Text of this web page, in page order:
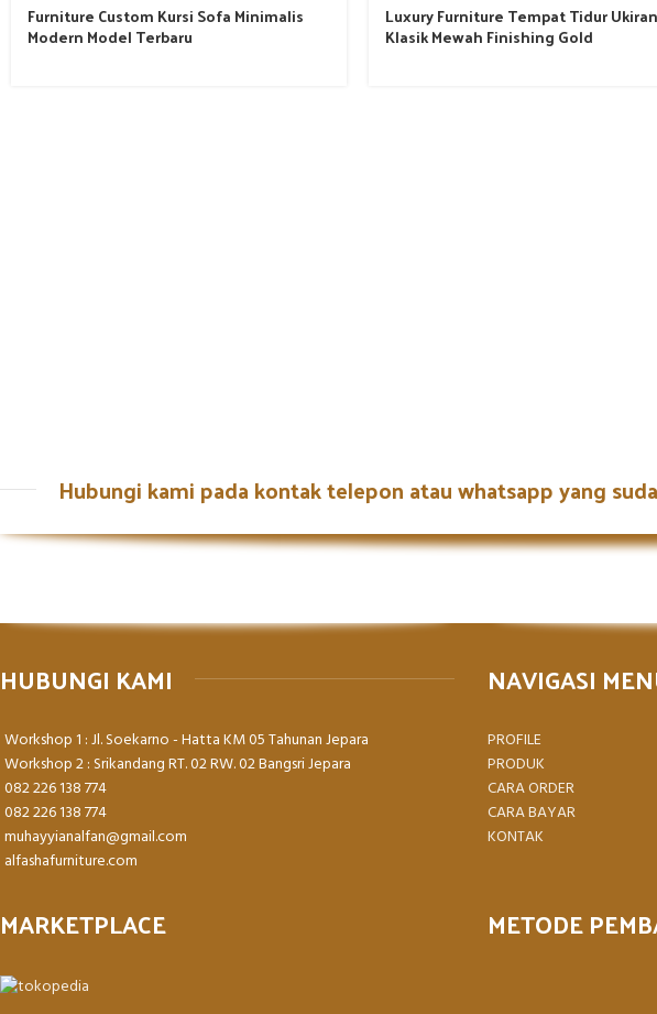
Furniture Custom Kursi Sofa Minimalis
Modern Model Terbaru
Luxury Furniture Tempat Tidur Ukiran
Klasik Mewah Finishing Gold
Hubungi kami pada kontak telepon atau whatsapp yang
HUBUNGI KAMI
Workshop 1 : Jl. Soekarno - Hatta KM 05 Tahunan Jepara
Workshop 2 : Srikandang RT. 02 RW. 02 Bangsri Jepara
082 226 138 774
082 226 138 774
muhayyianalfan@gmail.com
alfashafurniture.com
NAVIGASI
PROFILE
PRODUK
CARA ORDER
CARA BAYAR
KONTAK
MARKETPLACE METODE